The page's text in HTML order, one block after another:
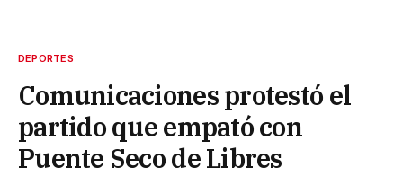
DEPORTES
Comunicaciones protestó el
partido que empató con
Puente Seco de Libres